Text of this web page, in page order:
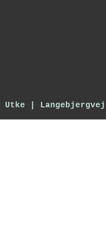
Utke | Langebjergvej